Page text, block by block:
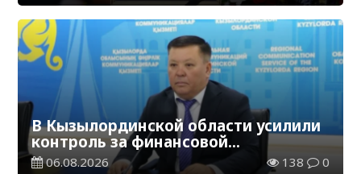
В Кызылординской области усилили
контроль за финансовой
дисциплиной
06.08.2026 138 0